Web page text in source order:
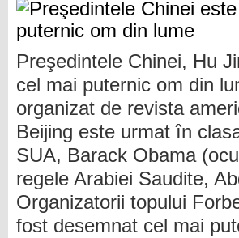
Preşedintele Chinei, Hu
cel mai puternic om din
organizat de revista
Beijing este urmat în
SUA, Barack Obama
regele Arabiei Saudite,
Organizatorii topului
fost desemnat cel mai